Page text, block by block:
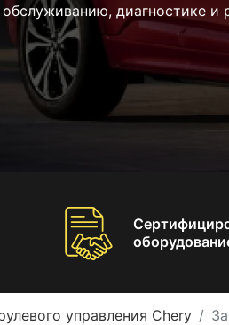
диагностике и
управления Chery